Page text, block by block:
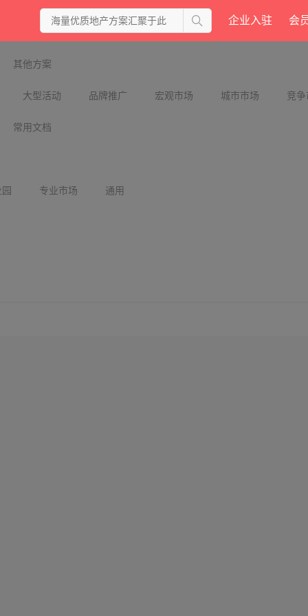
企业入驻 会
其他方案
大型活动 品牌推广 宏观市场 城市市场 竞
常用文档
专业市场 通用